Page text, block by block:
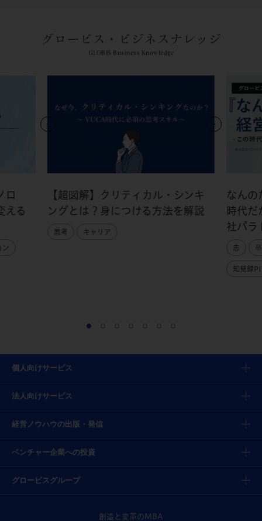
グロービス・ビジネスナレッジ
GLOBIS Business Knowledge
ロ
える
ン
【超図解】クリティカル・シンキ
ングとは？身につける方法を解説
思考 キャリア
なんの
時代だ
社パラ
志
知見録
個人向けサービス
法人向けサービス
経営ノウハウの出版・発信
ベンチャー企業への投資
グロービスグループ
創造と変革のMBA